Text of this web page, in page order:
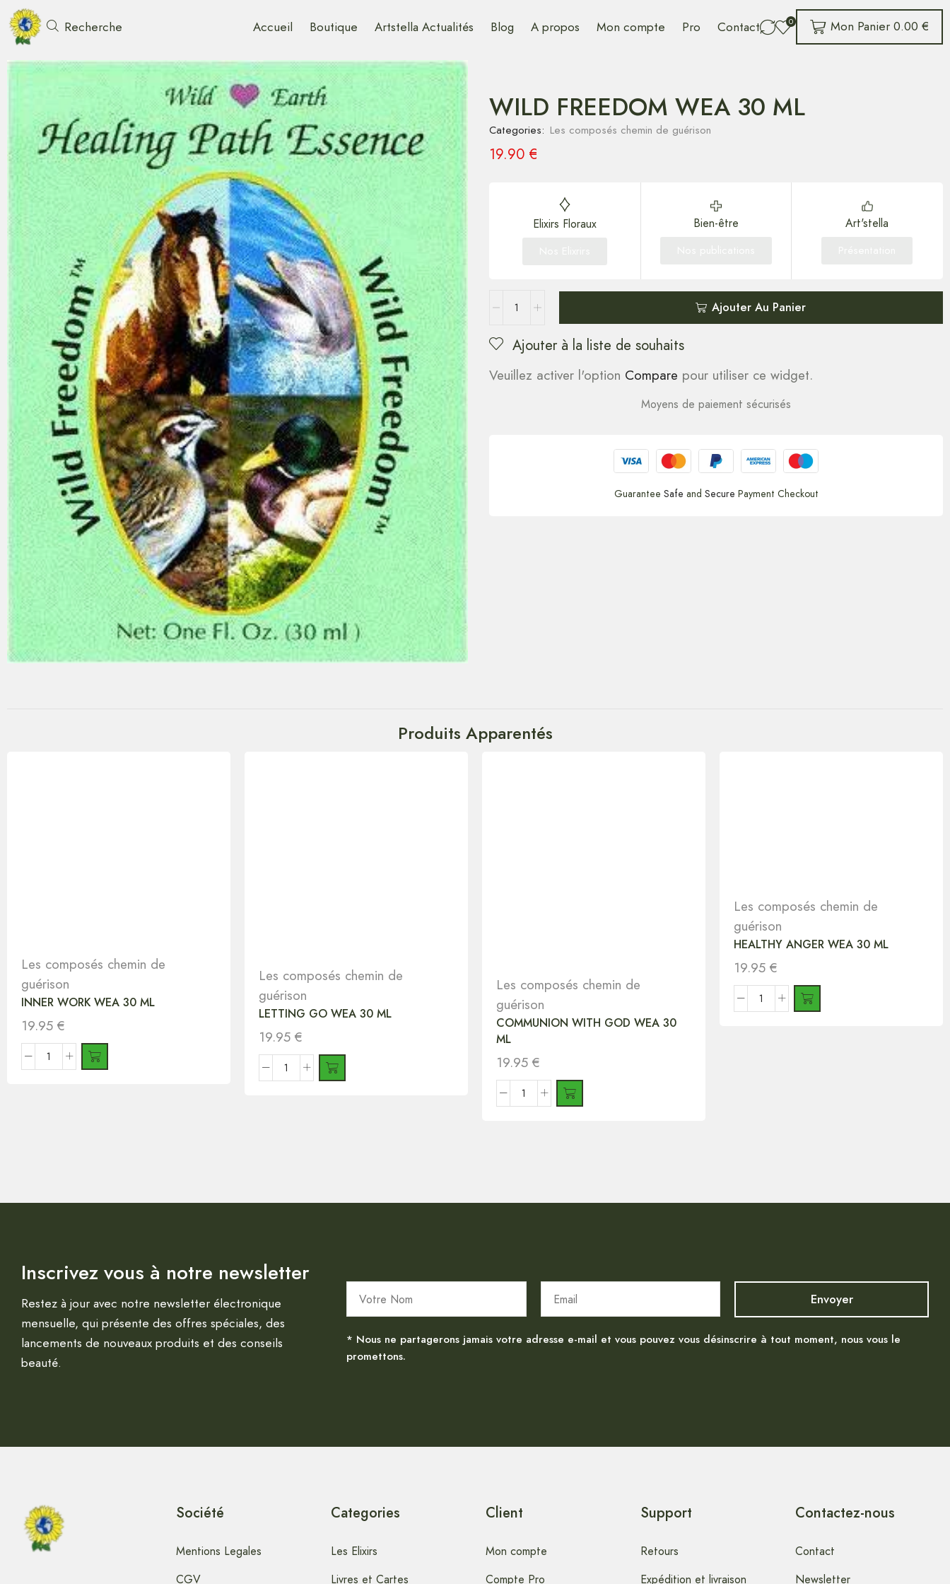
Recherche Accueil Boutique Artstella Actualités Blog A propos Mon compte Pro Contact 0 Mon Panier 0.00 €
WILD FREEDOM WEA 30 ML
Categories: Les composés chemin de guérison
19.90 €
Elixirs Floraux Bien-être Art'stella
Ajouter Au Panier
Ajouter à la liste de souhaits
Veuillez activer l'option Compare pour utiliser ce widget.
Moyens de paiement sécurisés
Guarantee Safe and Secure Payment Checkout
Produits Apparentés
Les composés chemin de
guérison
INNER WORK WEA 30 ML
19.95 €
Les composés chemin de
guérison
LETTING GO WEA 30 ML
19.95 €
Les composés chemin de
guérison
COMMUNION WITH GOD WEA 30
ML
19.95 €
Les composés chemin de
guérison
HEALTHY ANGER WEA 30 ML
19.95 €
Inscrivez vous à notre newsletter
Restez à jour avec notre newsletter électronique
mensuelle, qui présente des offres spéciales, des
lancements de nouveaux produits et des conseils
beauté.
* Nous ne partagerons jamais votre adresse e-mail et vous pouvez vous désinscrire à tout moment, nous vous le
promettons.
Société
Mentions Legales
CGV
Categories
Les Elixirs
Livres et Cartes
Client
Mon compte
Compte Pro
Support
Retours
Expédition et livraison
Contactez-nous
Contact
Newsletter